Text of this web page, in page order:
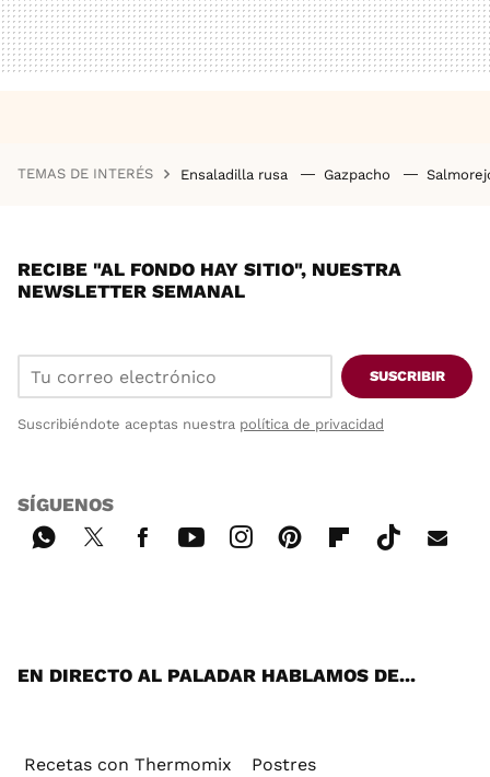
TEMAS DE INTERÉS Ensaladilla rusa Gazpacho
RECIBE "AL FONDO HAY SITIO", NUESTRA
NEWSLETTER SEMANAL
SUSCRIBIR
Suscribiéndote aceptas nuestra política de privacidad
SÍGUENOS
EN DIRECTO AL PALADAR HABLAMOS DE...
Recetas con Thermomix Postres